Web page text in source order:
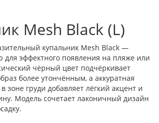
Mesh Black (L)
купальник Mesh Black —
для эффектного появления на пляже или
чёрный цвет подчёркивает
более утончённым, а аккуратная
зоне груди добавляет лёгкий акцент и
Модель сочетает лаконичный дизайн